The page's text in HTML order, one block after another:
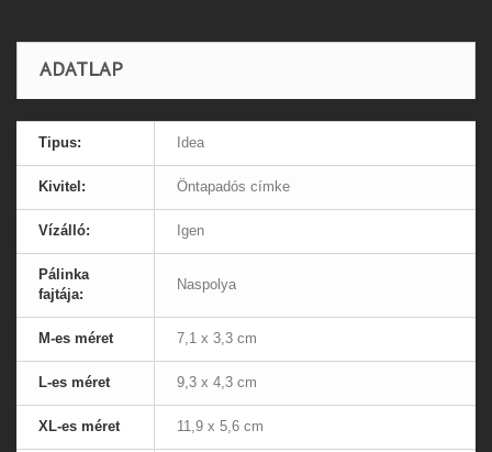
ADATLAP
Tipus: Idea
Kivitel: Öntapadós címke
Vízálló: Igen
Pálinka
fajtája:
Naspolya
M-es méret 7,1 x 3,3 cm
L-es méret 9,3 x 4,3 cm
XL-es méret 11,9 x 5,6 cm